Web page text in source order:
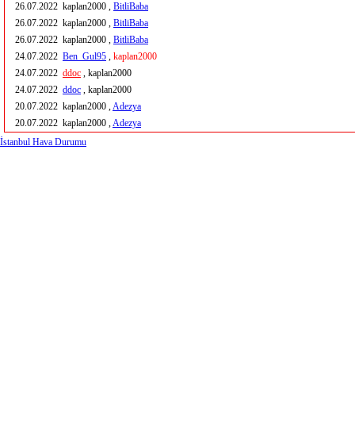
26.07.2022 kaplan2000 , BitliBaba
26.07.2022 kaplan2000 , BitliBaba
26.07.2022 kaplan2000 , BitliBaba
24.07.2022 Ben_Gul95 , kaplan2000
24.07.2022 ddoc , kaplan2000
24.07.2022 ddoc , kaplan2000
20.07.2022 kaplan2000 ,Adezya
20.07.2022 kaplan2000 ,Adezya
İstanbul Hava Durumu